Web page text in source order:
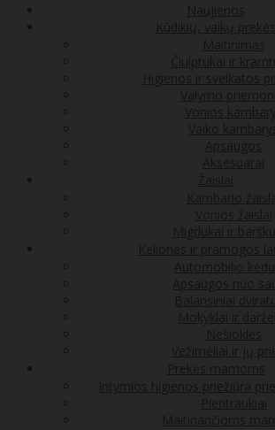
Naujienos
Kūdikių, vaikų prekės
Maitinimas
Čiulptukai ir
Higienos ir sveikatos
Valymo
Vonios
Vaiko kambarys
Apsaugos
Aksesuarai
Žaislai
Kambario
Vonios žaislai
Migdukai ir
Kelionės ir pramogos
Automobilio
Apsaugos nuo
Balansiniai
Mokyklai ir
Nešioklės
Vežimėliai ir jų
Prekės mamoms
Intymios higienos priežiūra
Pientraukiai
Maitinančioms